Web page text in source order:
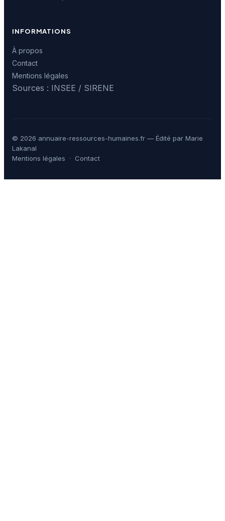
INFORMATIONS
À propos
Contact
Mentions légales
Sources : INSEE / SIRENE
© 2026 annuaire-ressources-humaines.fr — Édité par Marie
Lakanal
Mentions légales · Contact